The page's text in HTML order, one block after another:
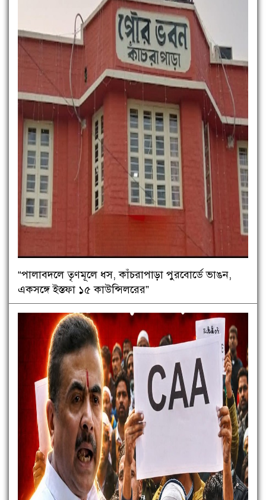
“পালাবদলে তৃণমূলে ধস, কাঁচরাপাড়া পুরবোর্ডে ভাঙন,
একসঙ্গে ইস্তফা ১৫ কাউন্সিলরের”